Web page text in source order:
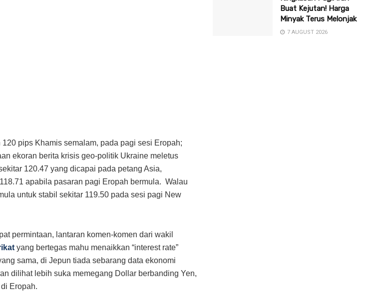
pips Khamis semalam, pada pagi sesi Eropah;
ekoran berita krisis geo-politik Ukraine meletus
120.47 yang dicapai pada petang Asia,
apabila pasaran pagi Eropah bermula. Walau
untuk stabil sekitar 119.50 pada sesi pagi New
permintaan, lantaran komen-komen dari wakil
yang bertegas mahu menaikkan “interest rate”
sama, di Jepun tiada sebarang data ekonomi
dilihat lebih suka memegang Dollar berbanding Yen,
Eropah.
Buat Kejutan! Harga
Minyak Terus Melonjak
7 AUGUST 2026